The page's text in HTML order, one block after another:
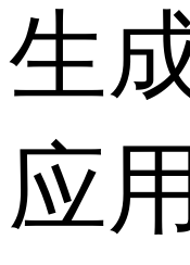
生
应